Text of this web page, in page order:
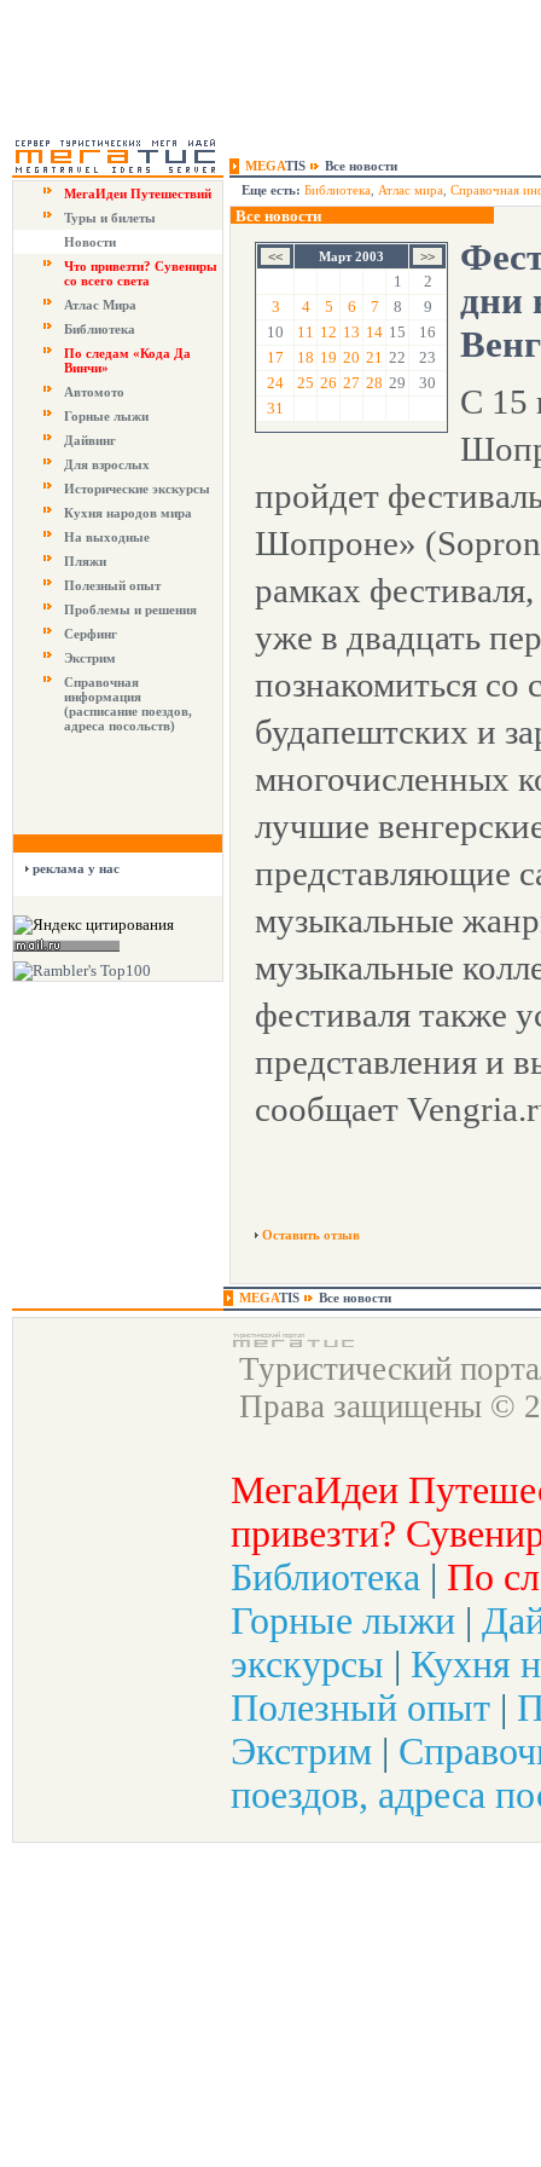
MEGATIS
Все новости
МегаИдеи Путешествий
Туры и билеты
Новости
Что привезти? Сувениры
со всего света
Атлас Мира
Библиотека
По следам «Кода Да
Винчи»
Автомото
Горные лыжи
Дайвинг
Для взрослых
Исторические экскурсы
Кухня народов мира
На выходные
Пляжи
Полезный опыт
Проблемы и решения
Серфинг
Экстрим
Справочная
информация
(расписание поездов,
адреса посольств)
реклама у нас
Еще есть: Библиотека Атлас мира Справочная
Все новости
Март 2003
1
2
3
4 5 6 7 8
9
10
11 12 13 14 15
16
17
18 19 20 21 22
23
24
25 26 27 28 29
30
31
дни
С 15
пройдет
Шопроне»
рамках
уже в двадцать
познакомиться со
будапештских и
многочисленных
лучшие
представляющие
музыкальные
музыкальные
фестиваля также
представления и
сообщает
Оставить отзыв
MEGATIS Все новости
Туристический
Права защищены ©
МегаИдеи
привезти?
Библиотека | По
Горные лыжи |
экскурсы | Кухня
Полезный опыт |
Экстрим |
поездов, адреса